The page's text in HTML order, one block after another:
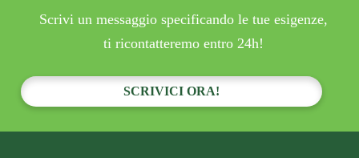
Scrivi un messaggio specificando le tue esigenze,
ti ricontatteremo entro 24h!
SCRIVICI ORA!